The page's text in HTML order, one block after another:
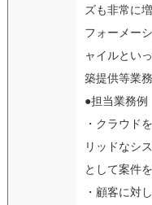
ズも非常に
フォーメー
ャイルとい
築提供等業
●担当業務例
・クラウド
リッドなシ
として案件を
・顧客に対